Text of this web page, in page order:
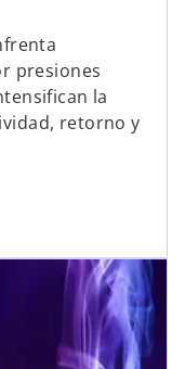
presiones
la
retorno y